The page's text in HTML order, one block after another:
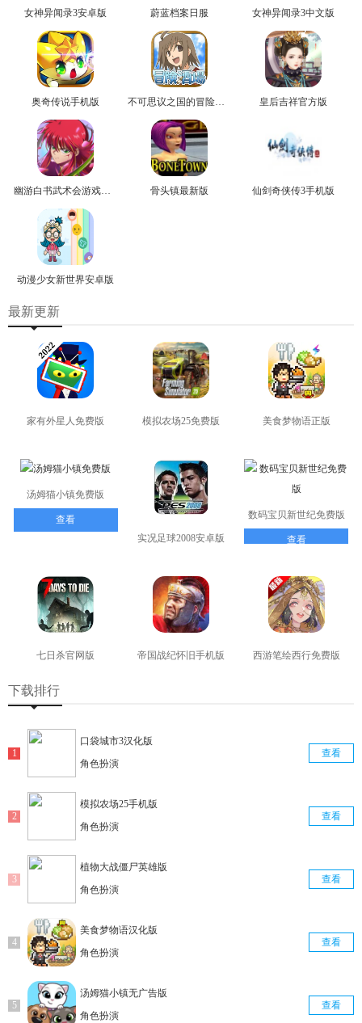
女神异闻录3安卓版 蔚蓝档案日服 女神异闻录3中文版
奥奇传说手机版 不可思议之国的冒险官方版 皇后吉祥官方版
幽游白书武术会游戏正版 骨头镇最新版 仙剑奇侠传3手机版
动漫少女新世界安卓版
最新更新
家有外星人免费版 模拟农场25免费版 美食梦物语正版
汤姆猫小镇免费版
查看
实况足球2008安卓版
数码宝贝新世纪免费版
查看
七日杀官网版 帝国战纪怀旧手机版 西游笔绘西行免费版
下载排行
口袋城市3汉化版
角色扮演
查看
模拟农场25手机版
角色扮演
查看
植物大战僵尸英雄版
角色扮演
查看
美食梦物语汉化版
角色扮演
查看
汤姆猫小镇无广告版
角色扮演
查看